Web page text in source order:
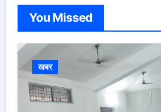
You Missed
खबर